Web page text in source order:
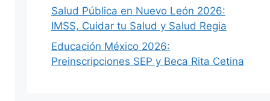
Salud Pública en Nuevo León 2026:
IMSS, Cuidar tu Salud y Salud Regia
Educación México 2026:
Preinscripciones SEP y Beca Rita Cetina